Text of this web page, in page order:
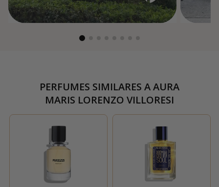
PERFUMES SIMILARES AAURA
MARIS LORENZO VILLORESI